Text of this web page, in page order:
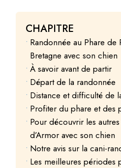
CHAPITRE
Randonnée au Phare de
Bretagne avec son chien
À savoir avant de partir
Départ de la randonnée
Distance et difficulté de
Profiter du phare et des
Pour découvrir les
d’Armor avec son chien
Notre avis sur la cani-
Les meilleures périodes